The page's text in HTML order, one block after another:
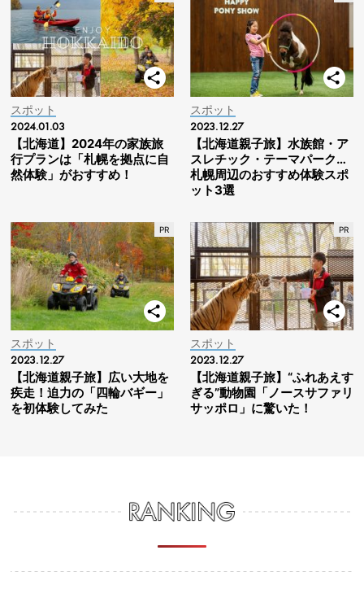
スポット
2024.01.03
【北海道】2024年の家族旅
行プランは「札幌を拠点に自
然体験」がおすすめ！
スポット
2023.12.27
【北海道親子旅】水族館・ア
スレチック・テーマパーク…
札幌周辺のおすすめ体験スポ
ット3選
スポット
2023.12.27
【北海道親子旅】広い大地を
疾走！迫力の「四輪バギー」
を初体験してみた
スポット
2023.12.27
【北海道親子旅】“ふれあえす
ぎる”動物園「ノースサファリ
サッポロ」に驚いた！